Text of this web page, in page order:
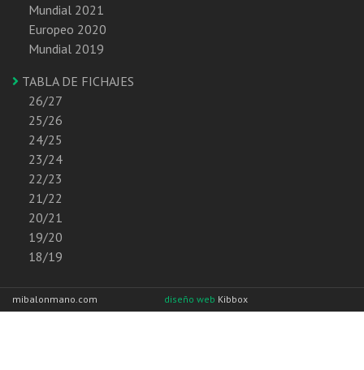
Mundial 2021
Europeo 2020
Mundial 2019
TABLA DE FICHAJES
26/27
25/26
24/25
23/24
22/23
21/22
20/21
19/20
18/19
mibalonmano.com diseño web Kibbox